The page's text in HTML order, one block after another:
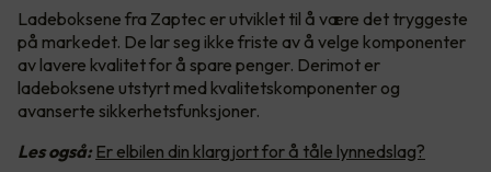
Ladeboksene fra Zaptec er utviklet til å være det tryggeste
på markedet. De lar seg ikke friste av å velge komponenter
av lavere kvalitet for å spare penger. Derimot er
ladeboksene utstyrt med kvalitetskomponenter og
avanserte sikkerhetsfunksjoner.
Les også: Er elbilen din klargjort for å tåle lynnedslag?